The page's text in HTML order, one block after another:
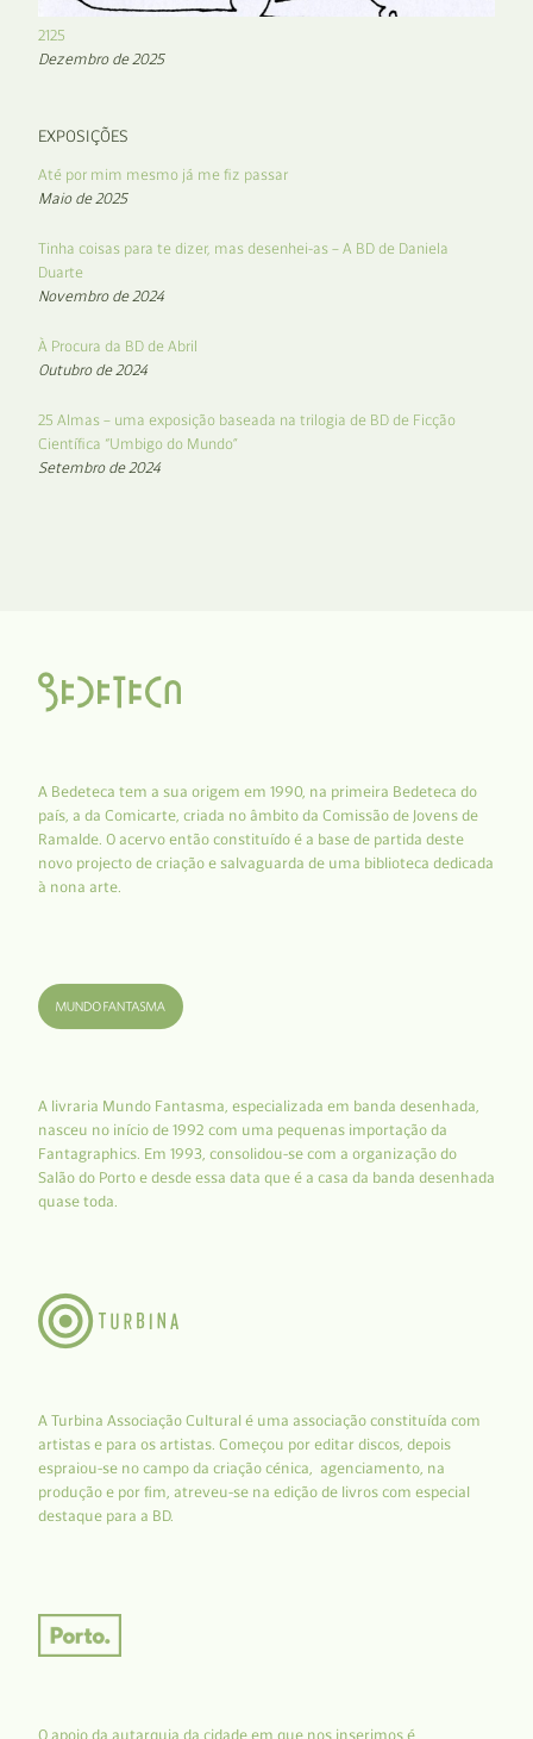
2125
Dezembro de 2025
EXPOSIÇÕES
Até por mim mesmo já me fiz passar
Maio de 2025
Tinha coisas para te dizer, mas desenhei-as – A BD de Daniela
Duarte
Novembro de 2024
À Procura da BD de Abril
Outubro de 2024
25 Almas – uma exposição baseada na trilogia de BD de Ficção
Científica “Umbigo do Mundo”
Setembro de 2024
A Bedeteca tem a sua origem em 1990, na primeira Bedeteca do
país, a da Comicarte, criada no âmbito da Comissão de Jovens de
Ramalde. O acervo então constituído é a base de partida deste
novo projecto de criação e salvaguarda de uma biblioteca dedicada
à nona arte.
A livraria Mundo Fantasma, especializada em banda desenhada,
nasceu no início de 1992 com uma pequenas importação da
Fantagraphics. Em 1993, consolidou-se com a organização do
Salão do Porto e desde essa data que é a casa da banda desenhada
quase toda.
A Turbina Associação Cultural é uma associação constituída com
artistas e para os artistas. Começou por editar discos, depois
espraiou-se no campo da criação cénica, agenciamento, na
produção e por fim, atreveu-se na edição de livros com especial
destaque para a BD.
O apoio da autarquia da cidade em que nos inserimos é